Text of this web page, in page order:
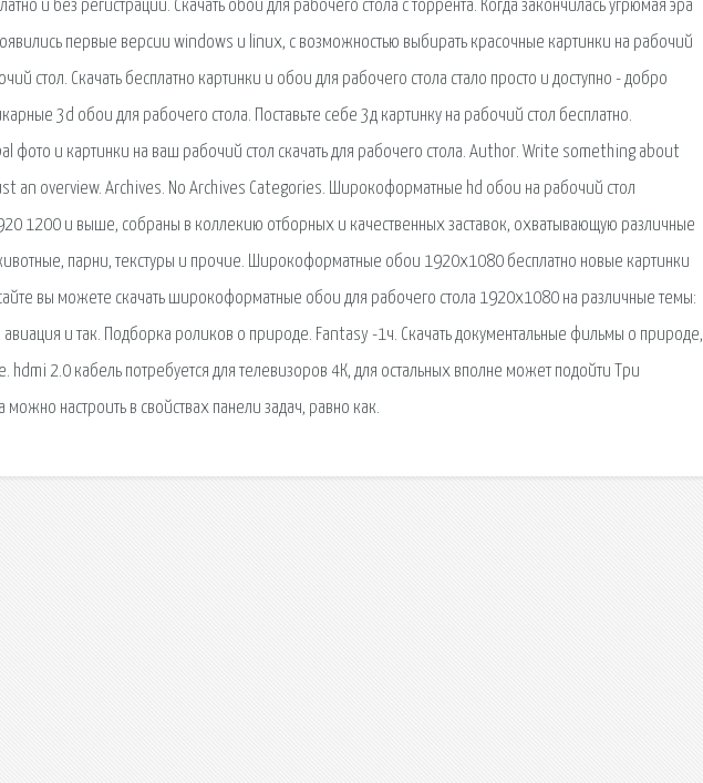
и без регистрации. Скачать обои для рабочего стола с торрента. Когда закончилась угрюмая эра
первые версии windows и linux, с возможностью выбирать красочные картинки на рабочий
стол. Скачать бесплатно картинки и обои для рабочего стола стало просто и доступно - добро
3d обои для рабочего стола. Поставьте себе 3д картинку на рабочий стол бесплатно.
фото и картинки на ваш рабочий стол скачать для рабочего стола. Author. Write something about
an overview. Archives. No Archives Categories. Широкоформатные hd обои на рабочий стол
1200 и выше, собраны в коллекию отборных и качественных заставок, охватывающую различные
парни, текстуры и прочие. Широкоформатные обои 1920х1080 бесплатно новые картинки
вы можете скачать широкоформатные обои для рабочего стола 1920х1080 на различные темы:
и так. Подборка роликов о природе. Fantasy -1ч. Скачать документальные фильмы о природе,
hdmi 2.0 кабель потребуется для телевизоров 4К, для остальных вполне может подойти Три
настроить в свойствах панели задач, равно как.